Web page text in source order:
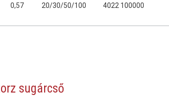
0,57 20/30/50/100 4022 100000
sugárcső